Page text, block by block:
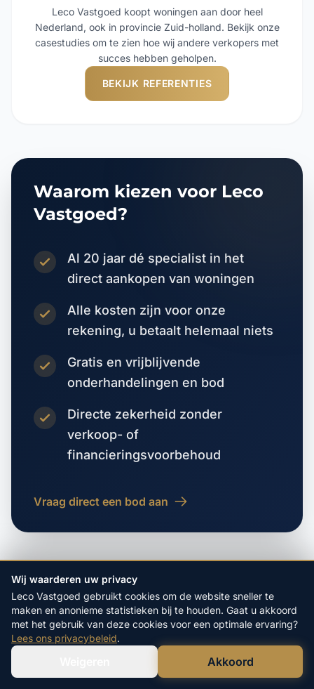
Leco Vastgoed koopt woningen aan door heel
Nederland, ook in provincie Zuid-holland. Bekijk onze
casestudies om te zien hoe wij andere verkopers met
succes hebben geholpen.
BEKIJK REFERENTIES
Waarom kiezen voor Leco
Vastgoed?
Al 20 jaar dé specialist in het
direct aankopen van woningen
Alle kosten zijn voor onze
rekening, u betaalt helemaal niets
Gratis en vrijblijvende
onderhandelingen en bod
Directe zekerheid zonder
verkoop- of
financieringsvoorbehoud
Vraag direct een bod aan
VORIGE WOONPLAATS
Zinkweg
VOLGENDE WOONPLAATS
Bel Ons Direct
Wij waarderen uw privacy
Leco Vastgoed gebruikt cookies om de website sneller te
maken en anonieme statistieken bij te houden. Gaat u akkoord
met het gebruik van deze cookies voor een optimale ervaring?
Lees ons privacybeleid.
Akkoord